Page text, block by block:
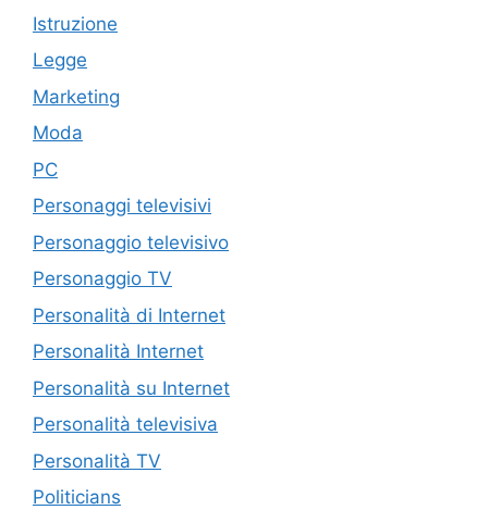
Istruzione
Legge
Marketing
Moda
PC
Personaggi televisivi
Personaggio televisivo
Personaggio TV
Personalità di Internet
Personalità Internet
Personalità su Internet
Personalità televisiva
Personalità TV
Politicians